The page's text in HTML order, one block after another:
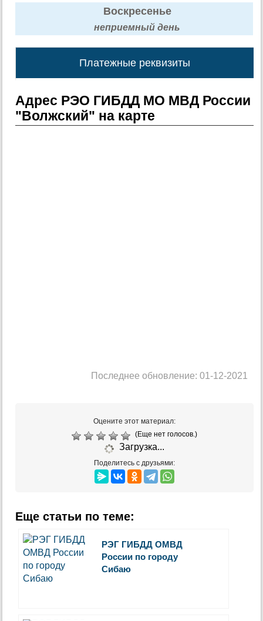
Воскресенье
неприемный день
Платежные реквизиты
Адрес РЭО ГИБДД МО МВД России
"Волжский" на карте
Последнее обновление: 01-12-2021
Оцените этот материал:
(Еще нет голосов.)
Загрузка...
Поделитесь с друзьями:
Еще статьи по теме:
РЭГ ГИБДД ОМВД
России по городу
Сибаю